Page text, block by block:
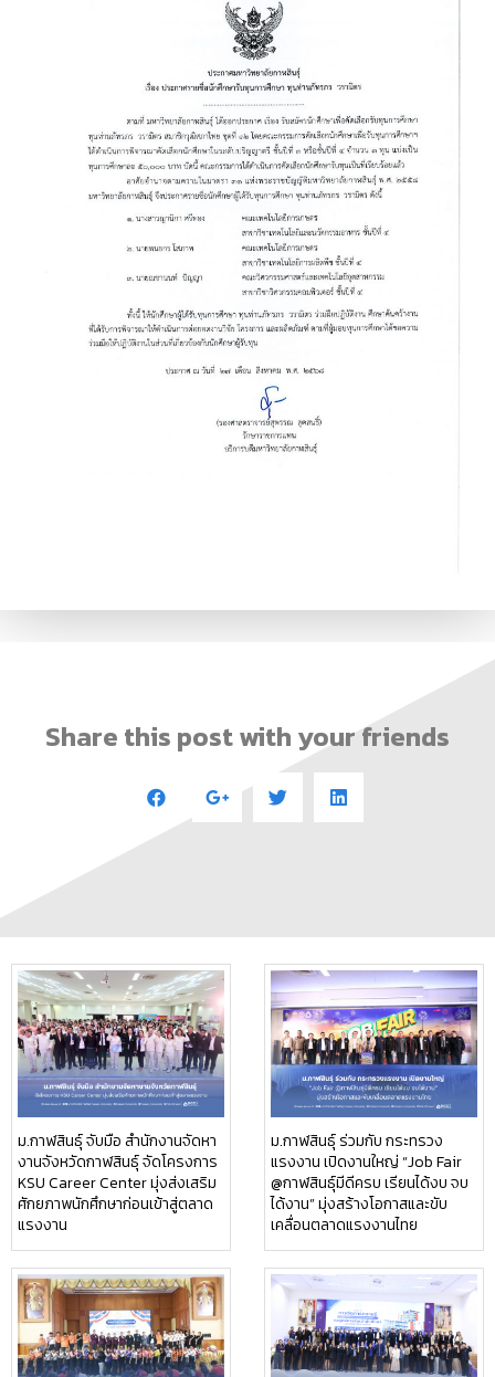
Share this post with your friends
ม.กาฬสินธุ์ จับมือ สำนักงานจัดหา
งานจังหวัดกาฬสินธุ์ จัดโครงการ
KSU Career Center มุ่งส่งเสริม
ศักยภาพนักศึกษาก่อนเข้าสู่ตลาด
แรงงาน
ม.กาฬสินธุ์ ร่วมกับ กระทรวง
แรงงาน เปิดงานใหญ่ “Job Fair
@กาฬสินธุ์มีดีครบ เรียนได้งบ จบ
ได้งาน” มุ่งสร้างโอกาสและขับ
เคลื่อนตลาดแรงงานไทย